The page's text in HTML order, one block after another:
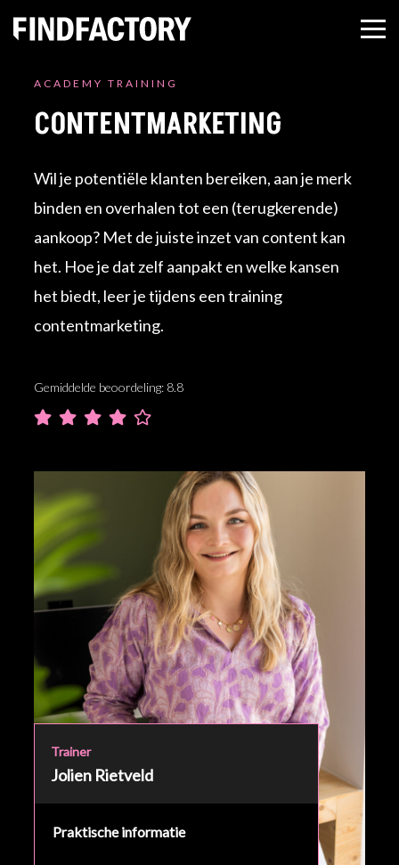
ACADEMY TRAINING
CONTENTMARKETING
Wil je potentiële klanten bereiken, aan je merk
binden en overhalen tot een (terugkerende)
aankoop? Met de juiste inzet van content kan
het. Hoe je dat zelf aanpakt en welke kansen
het biedt, leer je tijdens een training
contentmarketing.
Gemiddelde beoordeling: 8.8
Trainer
Jolien Rietveld
Praktische informatie